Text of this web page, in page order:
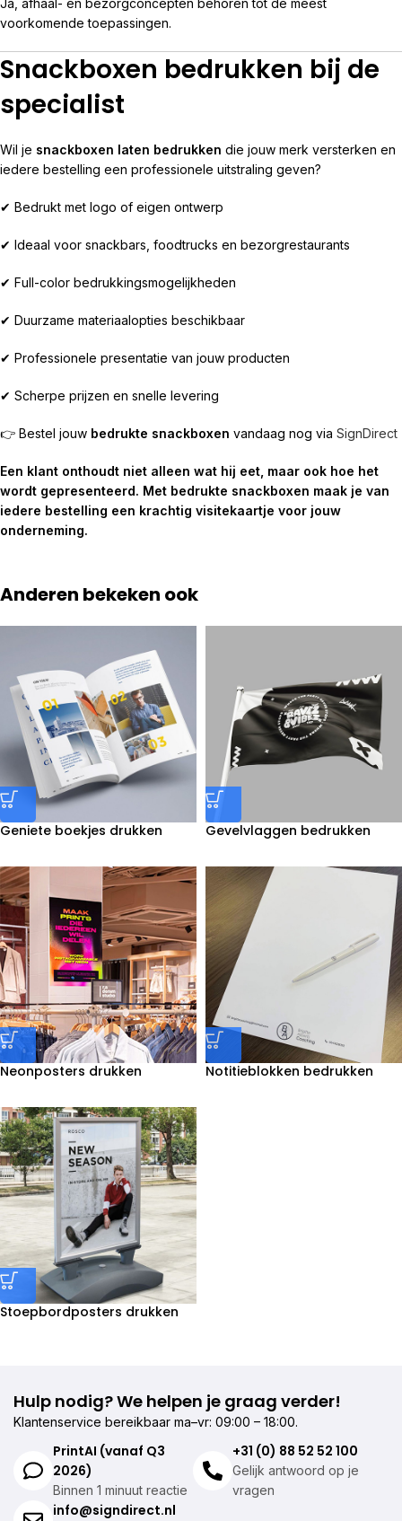
Ja, afhaal- en bezorgconcepten behoren tot de meest
voorkomende toepassingen.
Snackboxen bedrukken bij de
specialist
Wil je snackboxen laten bedrukken die jouw merk versterken en
iedere bestelling een professionele uitstraling geven?
✔ Bedrukt met logo of eigen ontwerp
✔ Ideaal voor snackbars, foodtrucks en bezorgrestaurants
✔ Full-color bedrukkingsmogelijkheden
✔ Duurzame materiaalopties beschikbaar
✔ Professionele presentatie van jouw producten
✔ Scherpe prijzen en snelle levering
👉 Bestel jouw bedrukte snackboxen vandaag nog via SignDirect
Een klant onthoudt niet alleen wat hij eet, maar ook hoe het
wordt gepresenteerd. Met bedrukte snackboxen maak je van
iedere bestelling een krachtig visitekaartje voor jouw
onderneming.
Anderen bekeken ook
Geniete boekjes drukken Gevelvlaggen bedrukken
Neonposters drukken Notitieblokken bedrukken
Stoepbordposters drukken
Hulp nodig? We helpen je graag verder!
Klantenservice bereikbaar ma–vr: 09:00 – 18:00.
PrintAI (vanaf Q3
2026)
Binnen 1 minuut reactie
+31 (0) 88 52 52 100
Gelijk antwoord op je
vragen
info@signdirect.nl